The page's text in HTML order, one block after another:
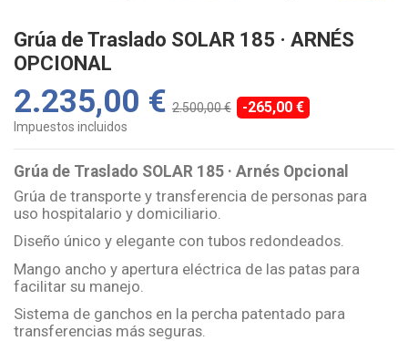
Grúa de Traslado SOLAR 185 · ARNÉS
OPCIONAL
2.235,00 € 2.500,00 € -265,00 €
Impuestos incluidos
Grúa de Traslado SOLAR 185 · Arnés Opcional
Grúa de transporte y transferencia de personas para
uso hospitalario y domiciliario.
Diseño único y elegante con tubos redondeados.
Mango ancho y apertura eléctrica de las patas para
facilitar su manejo.
Sistema de ganchos en la percha patentado para
transferencias más seguras.